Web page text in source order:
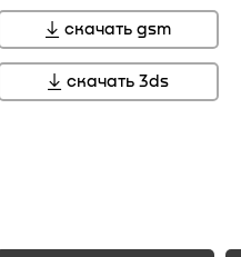
скачать gsm
скачать 3ds